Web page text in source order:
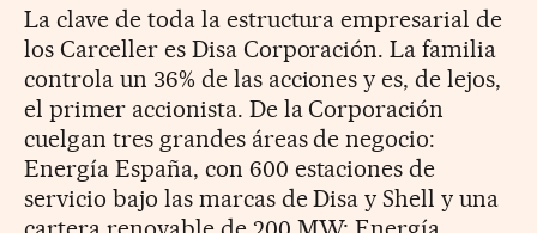
La clave de toda la estructura empresarial de
los Carceller es Disa Corporación. La familia
controla un 36% de las acciones y es, de lejos,
el primer accionista. De la Corporación
cuelgan tres grandes áreas de negocio:
Energía España, con 600 estaciones de
servicio bajo las marcas de Disa y Shell y una